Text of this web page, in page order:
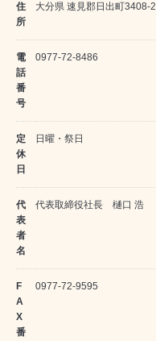
住
所
大分県 速見郡日出町3408-2
電
話
番
号
0977-72-8486
定
休
日
日曜・祭日
代
表
者
名
代表取締役社長 樋口 浩
F
A
X
番
0977-72-9595